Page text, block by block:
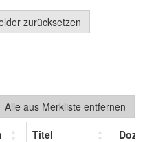
zurücksetzen
Alle aus Merkliste entfernen
Titel